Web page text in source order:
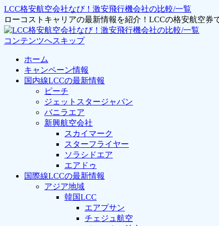
LCC格安航空会社なび！激安飛行機会社の比較/一覧
ローコストキャリアの最新情報を紹介！LCCの格安航空
コンテンツへスキップ
ホーム
キャンペーン情報
国内線LCCの最新情報
ピーチ
ジェットスタージャパン
バニラエア
新興航空会社
スカイマーク
スターフライヤー
ソラシドエア
エアドゥ
国際線LCCの最新情報
アジア地域
韓国LCC
エアプサン
チェジュ航空